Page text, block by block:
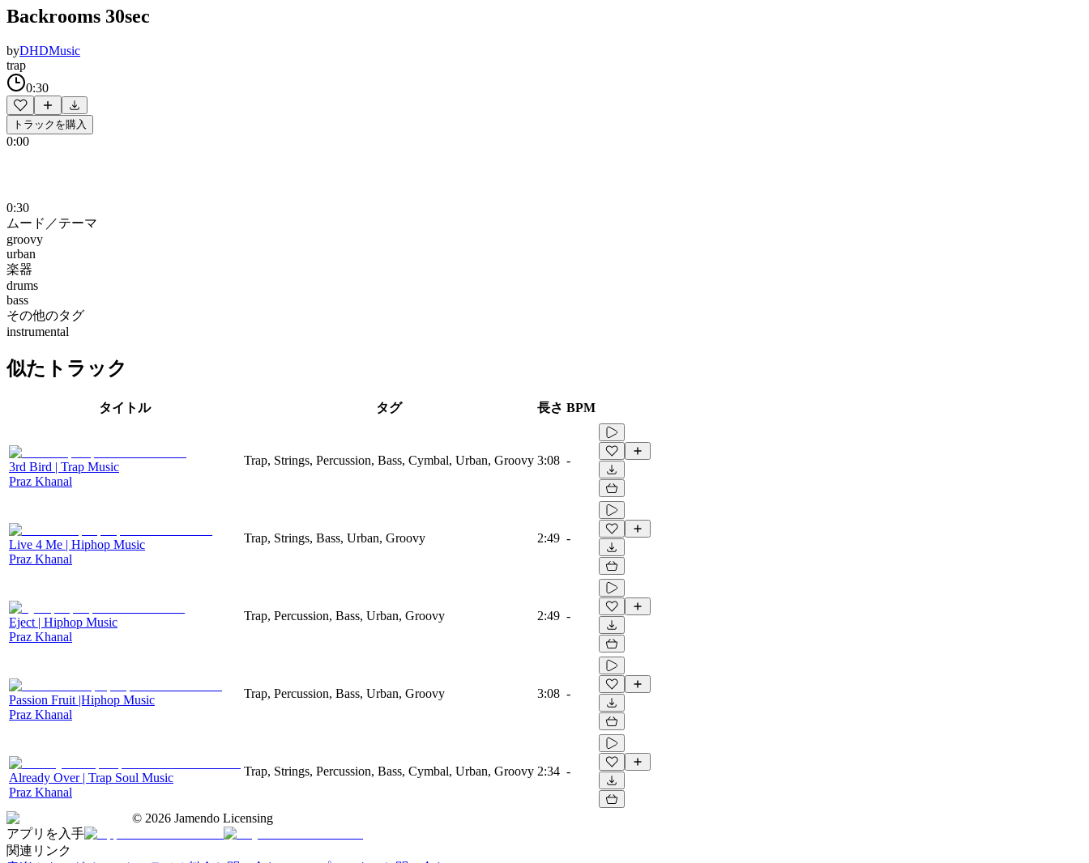
Backrooms 30sec
byDHDMusic
trap
0:30
トラックを購入
0:00
0:30
ムード／テーマ
groovy
urban
楽器
drums
bass
その他のタグ
instrumental
似たトラック
タイトル タグ 長さ BPM
3rd Bird | Trap Music
Praz Khanal
Trap, Strings, Percussion, Bass, Cymbal, Urban, Groovy 3:08 -
Live 4 Me | Hiphop Music
Praz Khanal
Trap, Strings, Bass, Urban, Groovy 2:49 -
Eject | Hiphop Music
Praz Khanal
Trap, Percussion, Bass, Urban, Groovy 2:49 -
Passion Fruit |Hiphop Music
Praz Khanal
Trap, Percussion, Bass, Urban, Groovy 3:08 -
Already Over | Trap Soul Music
Praz Khanal
Trap, Strings, Percussion, Bass, Cymbal, Urban, Groovy 2:34 -
© 2026 Jamendo Licensing
アプリを入手
関連リンク